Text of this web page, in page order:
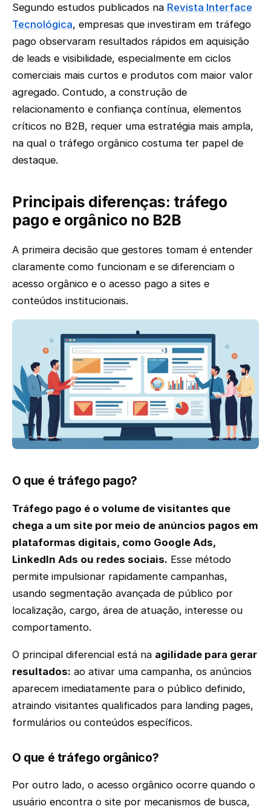
Segundo estudos publicados na Revista Interface
Tecnológica, empresas que investiram em tráfego
pago observaram resultados rápidos em aquisição
de leads e visibilidade, especialmente em ciclos
comerciais mais curtos e produtos com maior valor
agregado. Contudo, a construção de
relacionamento e confiança contínua, elementos
críticos no B2B, requer uma estratégia mais ampla,
na qual o tráfego orgânico costuma ter papel de
destaque.
Principais diferenças: tráfego
pago e orgânico no B2B
A primeira decisão que gestores tomam é entender
claramente como funcionam e se diferenciam o
acesso orgânico e o acesso pago a sites e
conteúdos institucionais.
O que é tráfego pago?
Tráfego pago é o volume de visitantes que
chega a um site por meio de anúncios pagos em
plataformas digitais, como Google Ads,
LinkedIn Ads ou redes sociais. Esse método
permite impulsionar rapidamente campanhas,
usando segmentação avançada de público por
localização, cargo, área de atuação, interesse ou
comportamento.
O principal diferencial está na agilidade para gerar
resultados: ao ativar uma campanha, os anúncios
aparecem imediatamente para o público definido,
atraindo visitantes qualificados para landing pages,
formulários ou conteúdos específicos.
O que é tráfego orgânico?
Por outro lado, o acesso orgânico ocorre quando o
usuário encontra o site por mecanismos de busca,